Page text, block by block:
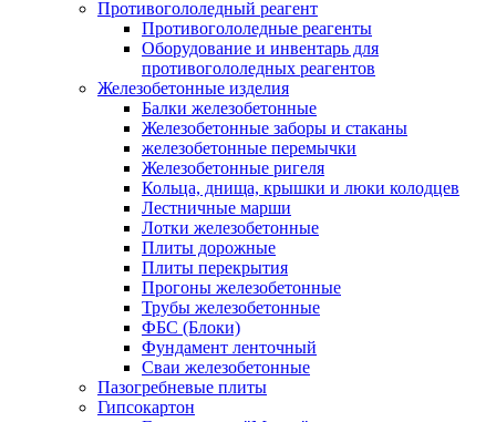
Противогололедный реагент
Противогололедные реагенты
Оборудование и инвентарь для
противогололедных реагентов
Железобетонные изделия
Балки железобетонные
Железобетонные заборы и стаканы
железобетонные перемычки
Железобетонные ригеля
Кольца, днища, крышки и люки колодцев
Лестничные марши
Лотки железобетонные
Плиты дорожные
Плиты перекрытия
Прогоны железобетонные
Трубы железобетонные
ФБС (Блоки)
Фундамент ленточный
Сваи железобетонные
Пазогребневые плиты
Гипсокартон